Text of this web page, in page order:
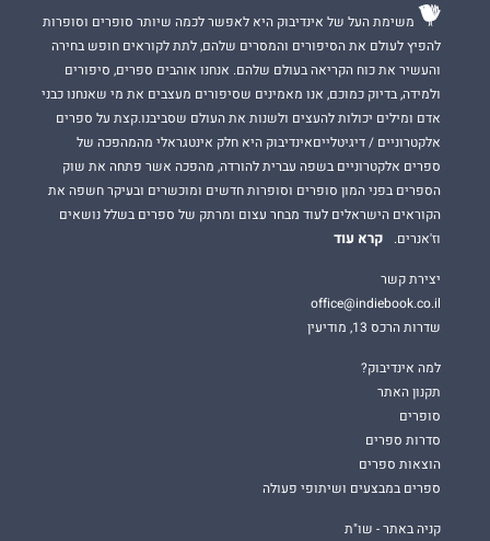
משימת העל של אינדיבוק היא לאפשר לכמה שיותר סופרים וסופרות
להפיץ לעולם את הסיפורים והמסרים שלהם, לתת לקוראים חופש בחירה
והעשיר את כוח הקריאה בעולם שלהם. אנחנו אוהבים ספרים, סיפורים
ולמידה, בדיוק כמוכם, אנו מאמינים שסיפורים מעצבים את מי שאנחנו כבני
אדם ומילים יכולות להעצים ולשנות את העולם שסביבנו.קצת על ספרים
אלקטרוניים / דיגיטלייםאינדיבוק היא חלק אינטגראלי מהמהפכה של
ספרים אלקטרוניים בשפה עברית להורדה, מהפכה אשר פתחה את שוק
הספרים בפני המון סופרים וסופרות חדשים ומוכשרים ובעיקר חשפה את
הקוראים הישראלים לעוד מבחר עצום ומרתק של ספרים בשלל נושאים
וז'אנרים.
קרא עוד
יצירת קשר
office@indiebook.co.il
שדרות הרכס 13, מודיעין
למה אינדיבוק?
תקנון האתר
סופרים
סדרות ספרים
הוצאות ספרים
ספרים במבצעים ושיתופי פעולה
קניה באתר - שו"ת